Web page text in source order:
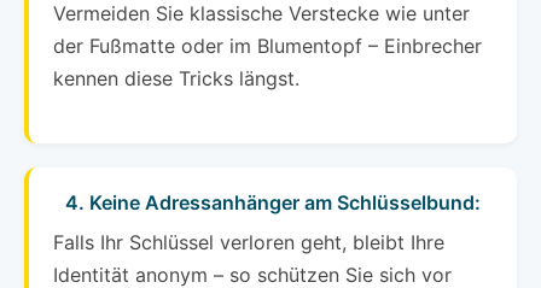
Vermeiden Sie klassische Verstecke wie unter
der Fußmatte oder im Blumentopf – Einbrecher
kennen diese Tricks längst.
4. Keine Adressanhänger am Schlüsselbund:
Falls Ihr Schlüssel verloren geht, bleibt Ihre
Identität anonym – so schützen Sie sich vor